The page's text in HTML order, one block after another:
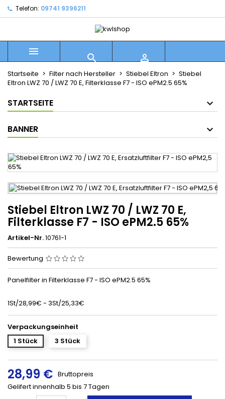
Telefon: 09741 9396211
  
Startseite Filter nach Hersteller Stiebel Eltron
Stiebel
Eltron LWZ 70 / LWZ 70 E, Filterklasse F7 - ISO ePM2.5 65%
STARTSEITE
BANNER
Stiebel Eltron LWZ 70 / LWZ 70 E,
Filterklasse F7 - ISO ePM2.5 65%
Artikel-Nr.10761-1
Bewertung
Panelfilter in Filterklasse F7 - ISO ePM2.5 65%
1St/28,99€ - 3St/25,33€
Verpackungseinheit
1 Stück
3 Stück
28,99 € Bruttopreis
Gelifert innenhalb 5 bis 7 Tagen